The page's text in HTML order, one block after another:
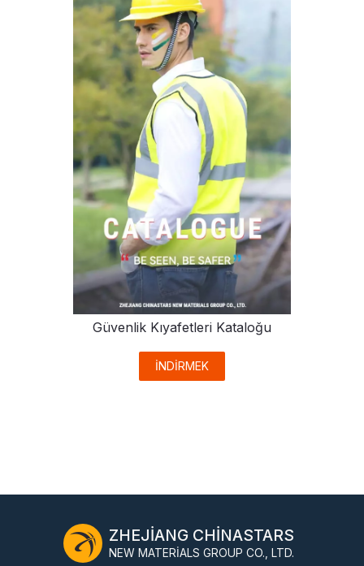
Güvenlik Kıyafetleri Kataloğu
İNDİRMEK
ZHEJIANG CHINASTARS
NEW MATERIALS GROUP CO., LTD.